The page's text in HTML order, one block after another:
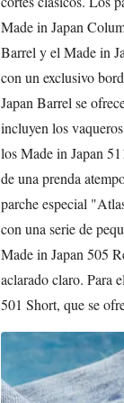
Made in Japan
Barrel y el Made in
con un exclusivo
Japan Barrel se
incluyen los
los Made in Japan
de una prenda
parche especial
con una serie de
Made in Japan 505
aclarado claro. Para
501 Short, que se